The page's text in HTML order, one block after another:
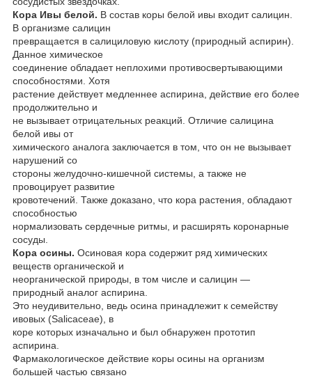
Кора Ивы белой. В состав коры белой ивы входит салицин.
В организме салицин
превращается в салициловую кислоту (природный аспирин).
Данное химическое
соединение обладает неплохими противосвертывающими
способностями. Хотя
растение действует медленнее аспирина, действие его более
продолжительно и
не вызывает отрицательных реакций. Отличие салицина
белой ивы от
химического аналога заключается в том, что он не вызывает
нарушений со
стороны желудочно-кишечной системы, а также не
провоцирует развитие
кровотечений. Также доказано, что кора растения, обладают
способностью
нормализовать сердечные ритмы, и расширять коронарные
сосуды.
Кора осины. Осиновая кора содержит ряд химических
веществ органической и
неорганической природы, в том числе и салицин —
природный аналог аспирина.
Это неудивительно, ведь осина принадлежит к семейству
ивовых (Salicaceae), в
коре которых изначально и был обнаружен прототип
аспирина.
Фармакологическое действие коры осины на организм
большей частью связано